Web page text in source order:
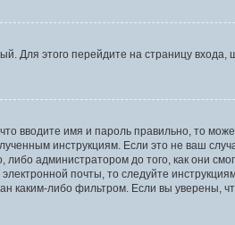
Для этого перейдите на страницу
вводите имя и пароль правильно, то
инструкциям. Если это не ваш
администратором до того, как они
почты, то следуйте
каким-либо фильтром. Если вы уверены,